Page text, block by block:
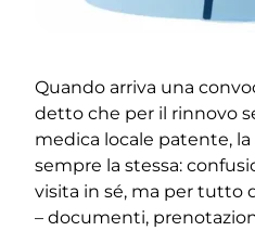
Quando arriva una
detto che per il rinnovo
medica locale patente,
sempre la stessa:
visita in sé, ma per tutto
– documenti,